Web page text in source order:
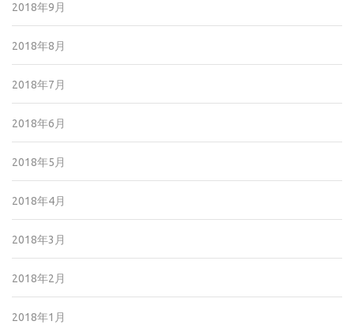
2018年9月
2018年8月
2018年7月
2018年6月
2018年5月
2018年4月
2018年3月
2018年2月
2018年1月